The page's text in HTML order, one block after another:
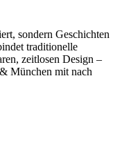
sondern Geschichten
traditionelle
zeitlosen Design –
München mit nach